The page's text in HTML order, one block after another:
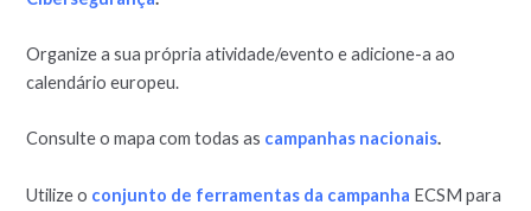
Organize a sua própria atividade/evento e adicione-a ao
calendário europeu.
Consulte o mapa com todas as campanhas nacionais.
Utilize o conjunto de ferramentas da campanha ECSM para